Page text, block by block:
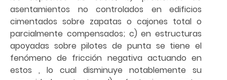
asentamientos no controlados en edificios
cimentados sobre zapatas o cajones total o
parcialmente compensados; c) en estructuras
apoyadas sobre pilotes de punta se tiene el
fenómeno de fricción negativa actuando en
estos , lo cual disminuye notablemente su